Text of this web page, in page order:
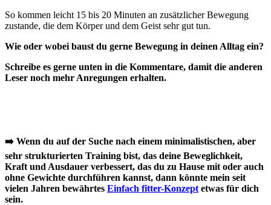
So kommen leicht 15 bis 20 Minuten an zusätzlicher Bewegung
zustande, die dem Körper und dem Geist sehr gut tun.
Wie oder wobei baust du gerne Bewegung in deinen Alltag ein?
Schreibe es gerne unten in die Kommentare, damit die anderen
Leser noch mehr Anregungen erhalten.
➡️ Wenn du auf der Suche nach einem minimalistischen, aber
sehr strukturierten Training bist, das deine Beweglichkeit,
Kraft und Ausdauer verbessert, das du zu Hause mit oder auch
ohne Gewichte durchführen kannst, dann könnte mein seit
vielen Jahren bewährtes Einfach fitter-Konzept etwas für dich
sein.